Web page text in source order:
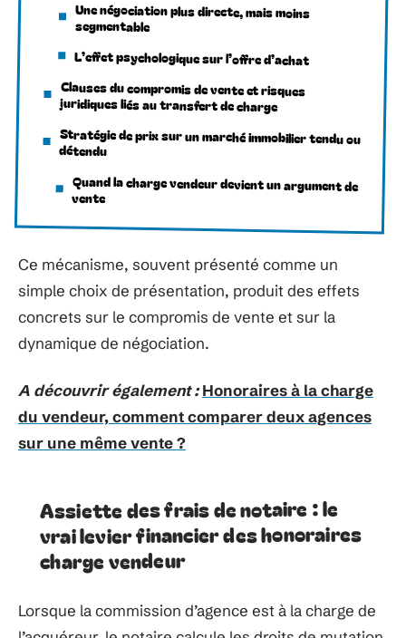
Une négociation plus directe, mais moins
segmentable
L’effet psychologique sur l’offre d’achat
Clauses du compromis de vente et risques
juridiques liés au transfert de charge
Stratégie de prix sur un marché immobilier tendu ou
détendu
Quand la charge vendeur devient un argument de
vente
Ce mécanisme, souvent présenté comme un
simple choix de présentation, produit des effets
concrets sur le compromis de vente et sur la
dynamique de négociation.
A découvrir également : Honoraires à la charge
du vendeur, comment comparer deux agences
sur une même vente ?
Assiette des frais de notaire : le
vrai levier financier des honoraires
charge vendeur
Lorsque la commission d’agence est à la charge de